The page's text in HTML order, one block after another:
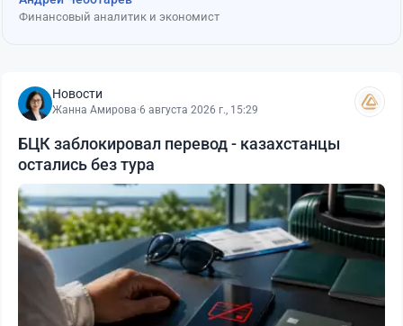
Финансовый аналитик и экономист
Новости
Жанна Амирова·6 августа 2026 г., 15:29
БЦК заблокировал перевод - казахстанцы
остались без тура